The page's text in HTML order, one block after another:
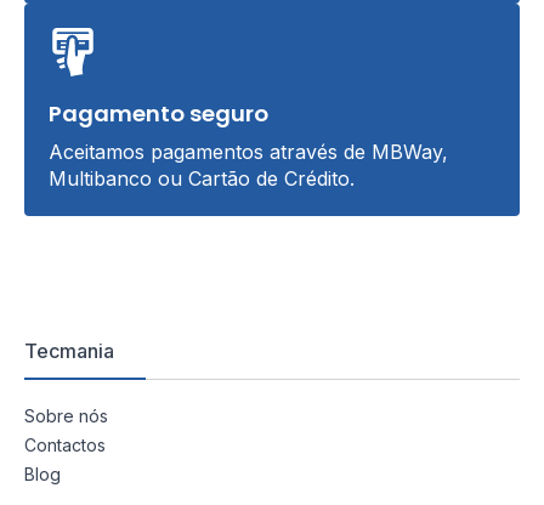
Pagamento seguro
Aceitamos pagamentos através de MBWay,
Multibanco ou Cartão de Crédito.
Tecmania
Sobre nós
Contactos
Blog